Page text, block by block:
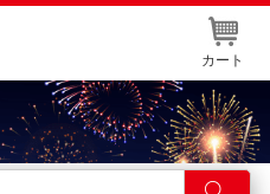
カート